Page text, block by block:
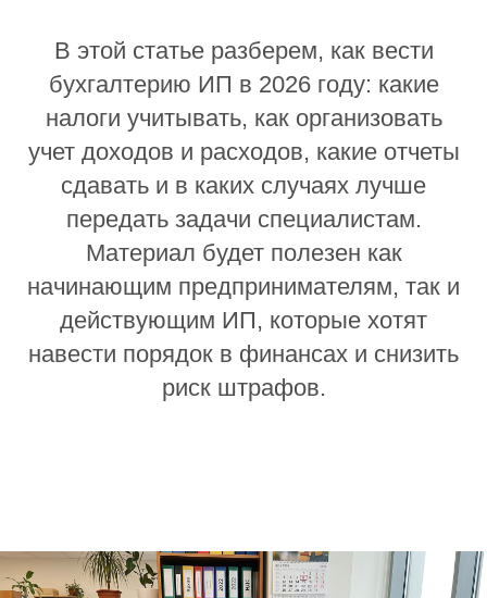
В этой статье разберем, как вести
бухгалтерию ИП в 2026 году: какие
налоги учитывать, как организовать
учет доходов и расходов, какие отчеты
сдавать и в каких случаях лучше
передать задачи специалистам.
Материал будет полезен как
начинающим предпринимателям, так и
действующим ИП, которые хотят
навести порядок в финансах и снизить
риск штрафов.